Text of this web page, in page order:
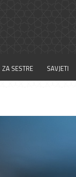
ZA SESTRE SAVJETI